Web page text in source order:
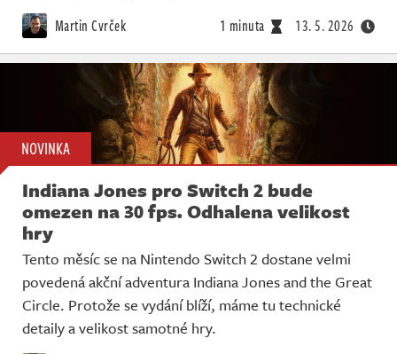
Martin Cvrček 1 minuta 13. 5. 2026
NOVINKA
Indiana Jones pro Switch 2 bude
omezen na 30 fps. Odhalena velikost
hry
Tento měsíc se na Nintendo Switch 2 dostane velmi
povedená akční adventura Indiana Jones and the Great
Circle. Protože se vydání blíží, máme tu technické
detaily a velikost samotné hry.